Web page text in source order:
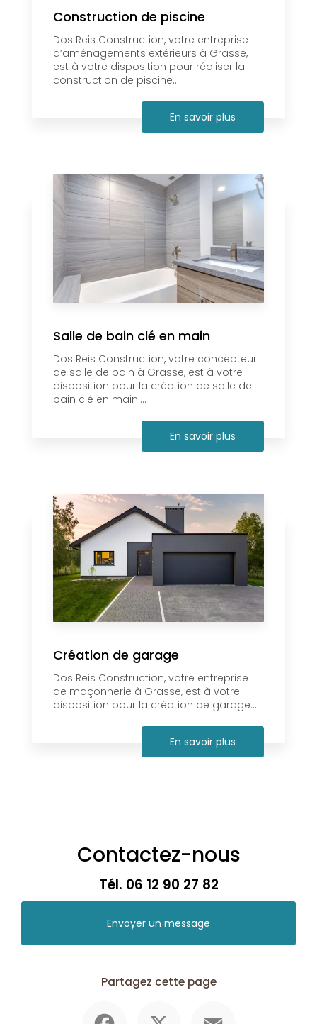
Construction de piscine
Dos Reis Construction, votre entreprise
d’aménagements extérieurs à Grasse,
est à votre disposition pour réaliser la
construction de piscine....
En savoir plus
Salle de bain clé en main
Dos Reis Construction, votre concepteur
de salle de bain à Grasse, est à votre
disposition pour la création de salle de
bain clé en main....
En savoir plus
Création de garage
Dos Reis Construction, votre entreprise
de maçonnerie à Grasse, est à votre
disposition pour la création de garage....
En savoir plus
Contactez-nous
Tél. 06 12 90 27 82
Envoyer un message
Partagez cette page